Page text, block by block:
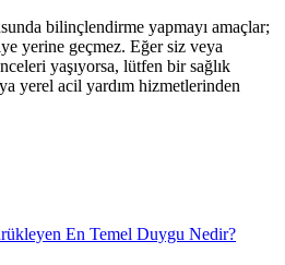
bilinçlendirme yapmayı amaçlar;
yerine geçmez. Eğer siz veya
yaşıyorsa, lütfen bir sağlık
yerel acil yardım hizmetlerinden
En Temel Duygu Nedir?